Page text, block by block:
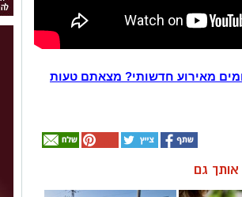
מאירוע חדשותי? מצאתם טעות
אותך גם